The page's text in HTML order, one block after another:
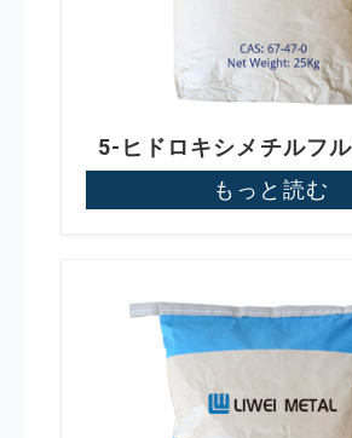
5-ヒドロキシメチルフ
もっと読む